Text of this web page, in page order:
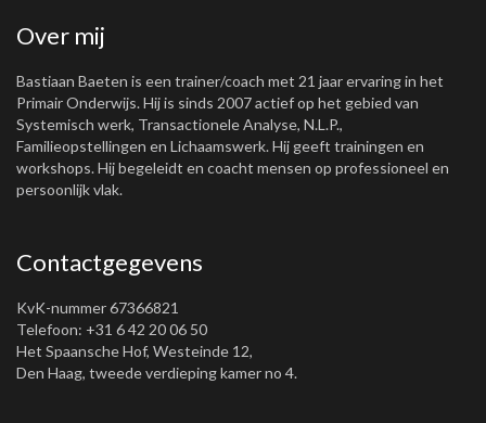
Over mij
Bastiaan Baeten is een trainer/coach met 21 jaar ervaring in het
Primair Onderwijs. Hij is sinds 2007 actief op het gebied van
Systemisch werk, Transactionele Analyse, N.L.P.,
Familieopstellingen en Lichaamswerk. Hij geeft trainingen en
workshops. Hij begeleidt en coacht mensen op professioneel en
persoonlijk vlak.
Contactgegevens
KvK-nummer 67366821
Telefoon: +31 6 42 20 06 50
Het Spaansche Hof, Westeinde 12,
Den Haag, tweede verdieping kamer no 4.